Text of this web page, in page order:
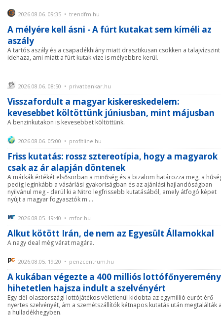
2026.08.06. 09:35 • trendfm.hu
A mélyére kell ásni - A fúrt kutakat sem kíméli az
aszály
A tartós aszály és a csapadékhiány miatt drasztikusan csökken a talajvízszint
idehaza, ami miatt a fúrt kutak vize is mélyebbre kerül.
2026.08.06. 08:50 • privatbankar.hu
Visszafordult a magyar kiskereskedelem:
kevesebbet költöttünk júniusban, mint májusban
A benzinkutakon is kevesebbet költöttünk.
2026.08.06. 05:00 • profitline.hu
Friss kutatás: rossz sztereotípia, hogy a magyarok
csak az ár alapján döntenek
A márkák értékét elsősorban a minőség és a bizalom határozza meg, a
pedig leginkább a vásárlási gyakoriságban és az ajánlási hajlandóságban
nyilvánul meg - derül ki a Nitro legfrissebb kutatásából, amely átfogó képet
nyújt a magyar fogyasztók m ...
2026.08.05. 19:40 • mfor.hu
Alkut kötött Irán, de nem az Egyesült Államokkal
A nagy deal még várat magára.
2026.08.05. 19:20 • penzcentrum.hu
A kukában végezte a 400 milliós
hihetetlen hajsza indult a szelvényért
Egy dél-olaszországi lottójátékos véletlenül kidobta az egymillió eurót érő
nyertes szelvényét, ám a szemétszállítók kétnapos kutatás után megtalálták
a hulladékhegyben.